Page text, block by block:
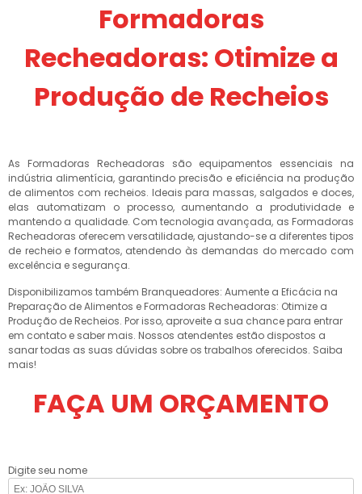
Formadoras
Recheadoras: Otimize a
Produção de Recheios
As Formadoras Recheadoras são equipamentos essenciais na
indústria alimentícia, garantindo precisão e eficiência na produção
de alimentos com recheios. Ideais para massas, salgados e doces,
elas automatizam o processo, aumentando a produtividade e
mantendo a qualidade. Com tecnologia avançada, as Formadoras
Recheadoras oferecem versatilidade, ajustando-se a diferentes tipos
de recheio e formatos, atendendo às demandas do mercado com
excelência e segurança.
Disponibilizamos também Branqueadores: Aumente a Eficácia na
Preparação de Alimentos e Formadoras Recheadoras: Otimize a
Produção de Recheios. Por isso, aproveite a sua chance para entrar
em contato e saber mais. Nossos atendentes estão dispostos a
sanar todas as suas dúvidas sobre os trabalhos oferecidos. Saiba
mais!
FAÇA UM ORÇAMENTO
Digite seu nome